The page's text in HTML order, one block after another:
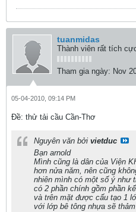
tuanmidas
Thành viên rất tích
Tham gia ngày: Nov
05-04-2010, 09:14 PM
Ðề: thử tải cầu Cần-Thơ
Nguyên văn bởi vietduc
Bạn arnold
Mình cũng là dân của Viện
hơn nửa năm, nên cũng
nhiên mình có một số ý như
có 2 phần chính gồm phần
và trên mặt được cấu tạo 1
với lớp bê tông nhựa sẽ